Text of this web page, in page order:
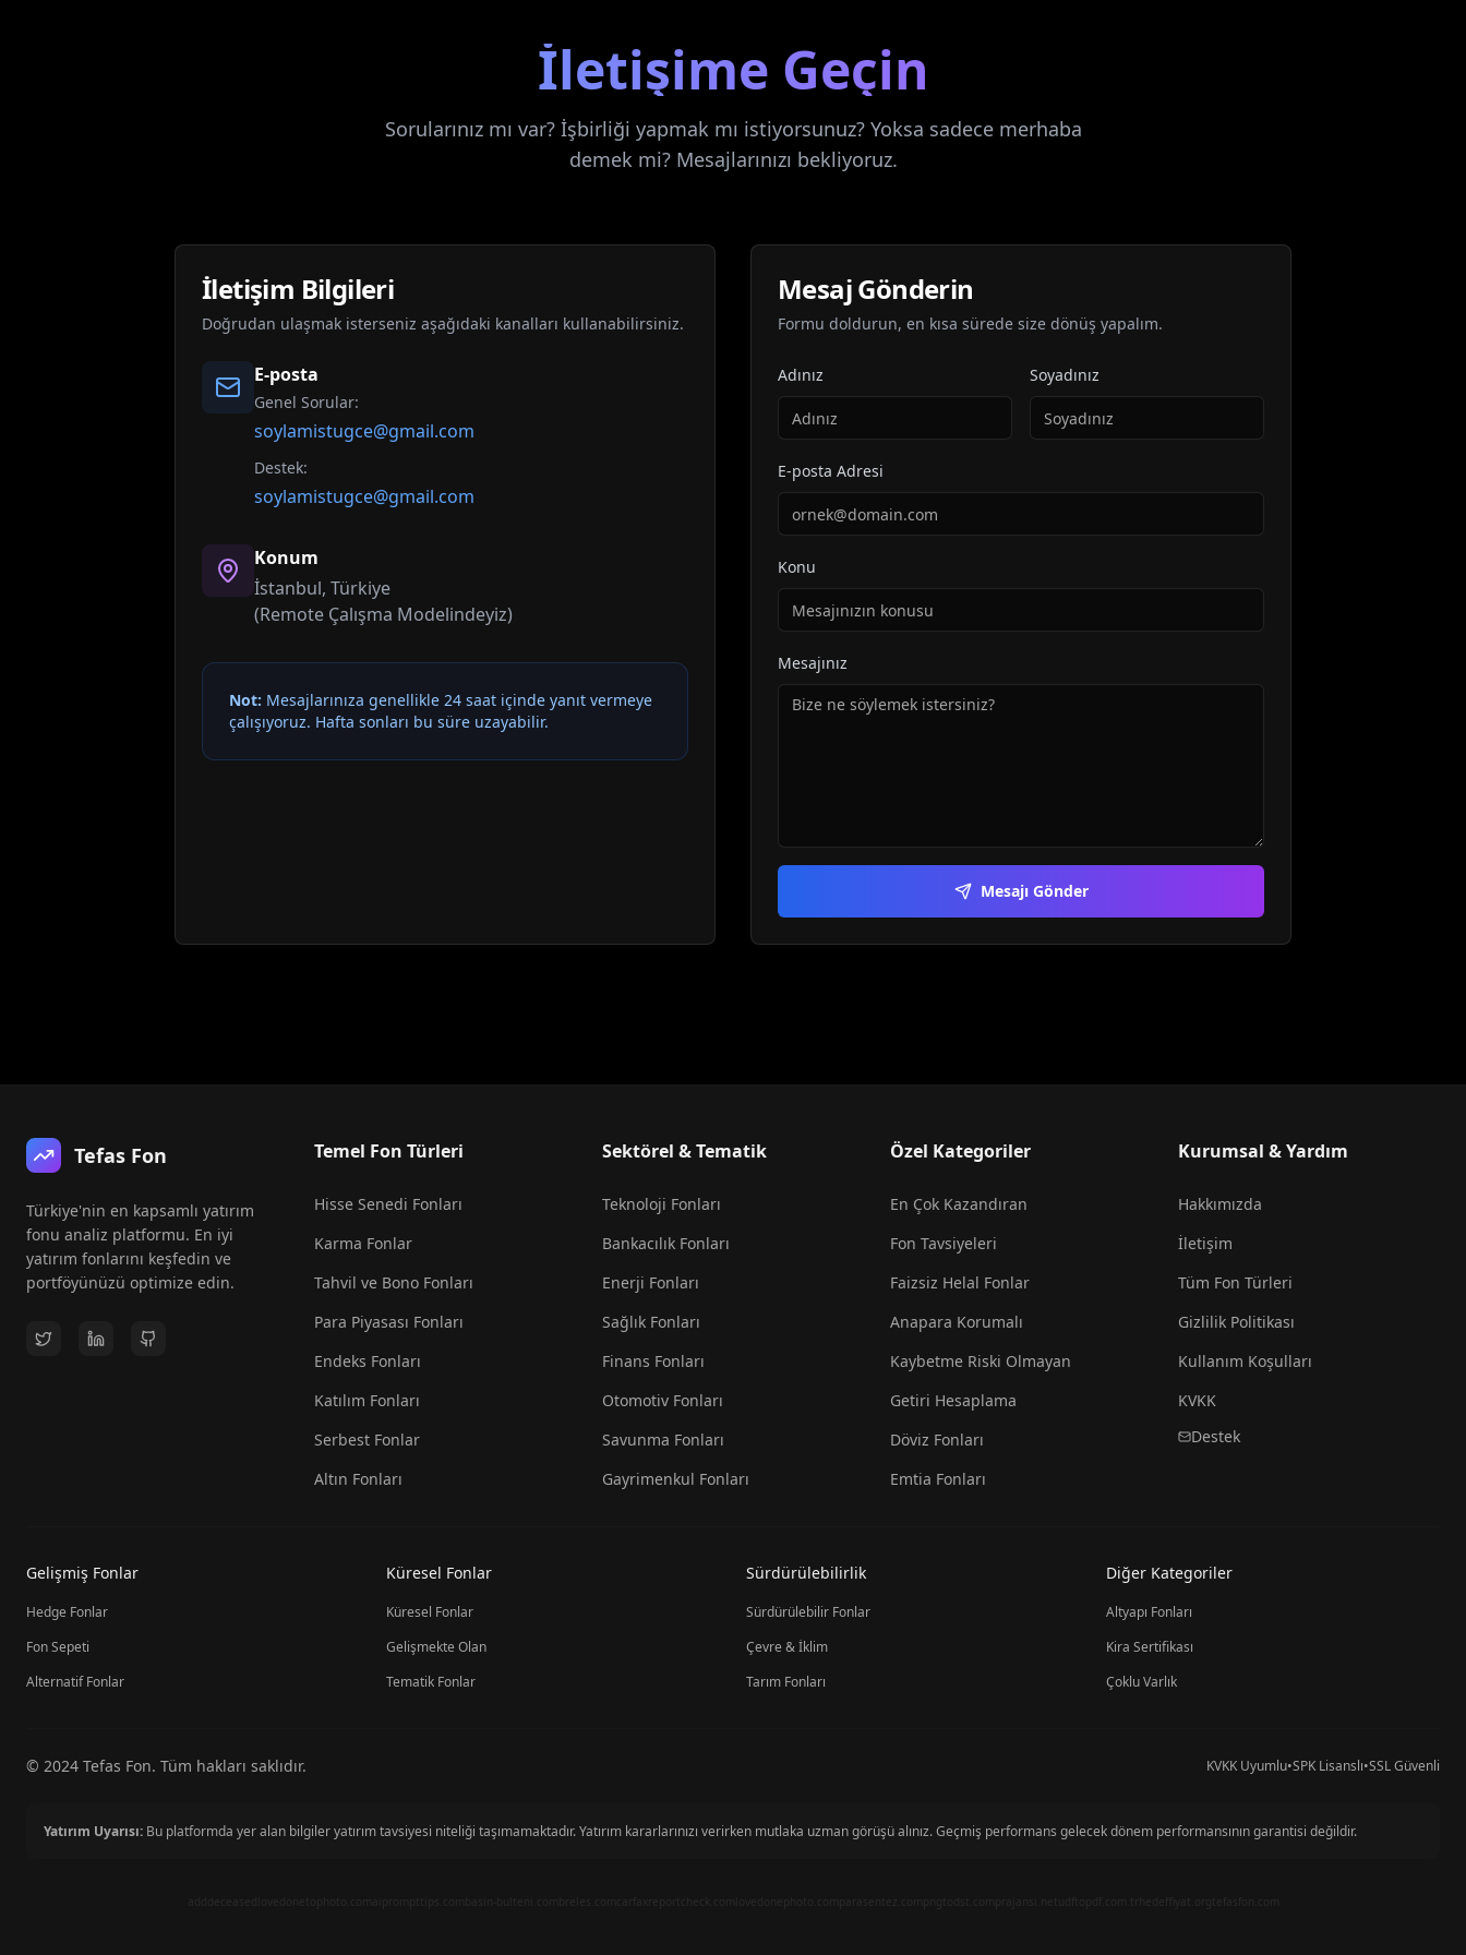
İletişime Geçin
Sorularınız mı var? İşbirliği yapmak mı istiyorsunuz? Yoksa sadece merhaba
demek mi? Mesajlarınızı bekliyoruz.
İletişim Bilgileri
Doğrudan ulaşmak isterseniz aşağıdaki kanalları kullanabilirsiniz.
E-posta
Genel Sorular:
soylamistugce@gmail.com
Destek:
soylamistugce@gmail.com
Konum
İstanbul, Türkiye
(Remote Çalışma Modelindeyiz)
Not: Mesajlarınıza genellikle 24 saat içinde yanıt vermeye
çalışıyoruz. Hafta sonları bu süre uzayabilir.
Mesaj Gönderin
Formu doldurun, en kısa sürede size dönüş yapalım.
Adınız Soyadınız
E-posta Adresi
Konu
Mesajınız
Mesajı Gönder
Tefas Fon
Türkiye'nin en kapsamlı yatırım
fonu analiz platformu. En iyi
yatırım fonlarını keşfedin ve
portföyünüzü optimize edin.
Temel Fon Türleri
Hisse Senedi Fonları
Karma Fonlar
Tahvil ve Bono Fonları
Para Piyasası Fonları
Endeks Fonları
Katılım Fonları
Serbest Fonlar
Altın Fonları
Sektörel & Tematik
Teknoloji Fonları
Bankacılık Fonları
Enerji Fonları
Sağlık Fonları
Finans Fonları
Otomotiv Fonları
Savunma Fonları
Gayrimenkul Fonları
Özel Kategoriler
En Çok Kazandıran
Fon Tavsiyeleri
Faizsiz Helal Fonlar
Anapara Korumalı
Kaybetme Riski Olmayan
Getiri Hesaplama
Döviz Fonları
Emtia Fonları
Kurumsal & Yardım
Hakkımızda
İletişim
Tüm Fon Türleri
Gizlilik Politikası
Kullanım Koşulları
KVKK
Destek
Gelişmiş Fonlar
Hedge Fonlar
Fon Sepeti
Alternatif Fonlar
Küresel Fonlar
Küresel Fonlar
Gelişmekte Olan
Tematik Fonlar
Sürdürülebilirlik
Sürdürülebilir Fonlar
Çevre & İklim
Tarım Fonları
Diğer Kategoriler
Altyapı Fonları
Kira Sertifikası
Çoklu Varlık
© 2024 Tefas Fon. Tüm hakları saklıdır. KVKK Uyumlu•SPK Lisanslı•SSL Güvenli
Yatırım Uyarısı: Bu platformda yer alan bilgiler yatırım tavsiyesi niteliği taşımamaktadır. Yatırım kararlarınızı verirken mutlaka uzman görüşü alınız. Geçmiş performans gelecek dönem performansının garantisi değildir.